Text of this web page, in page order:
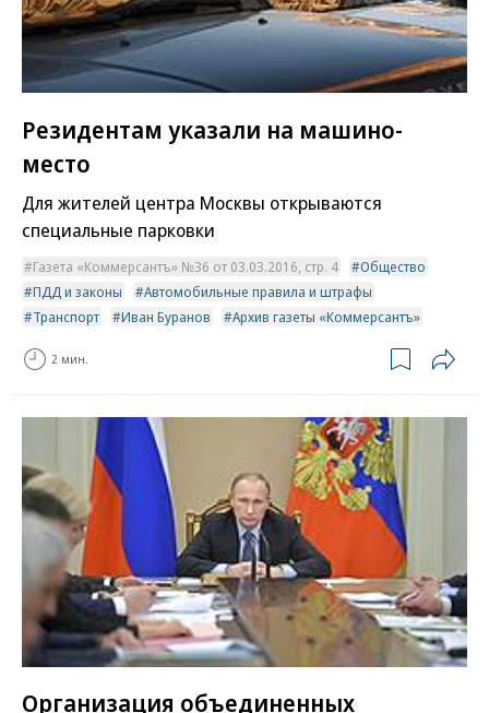
Резидентам указали на машино-
место
Для жителей центра Москвы открываются
специальные парковки
Газета «Коммерсантъ» №36 от 03.03.2016, стр. 4
Общество
ПДД и законы
Автомобильные правила и штрафы
Транспорт
Иван Буранов Архив газеты «Коммерсантъ»
2 мин.
Организация объединенных